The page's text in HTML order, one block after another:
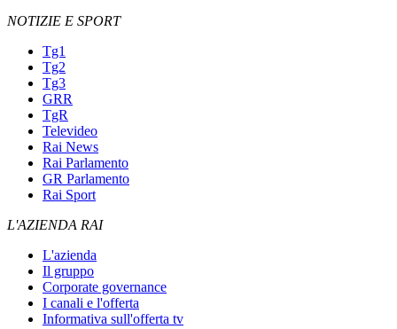
NOTIZIE E SPORT
Tg1
Tg2
Tg3
GRR
TgR
Televideo
Rai News
Rai Parlamento
GR Parlamento
Rai Sport
L'AZIENDA RAI
L'azienda
Il gruppo
Corporate governance
I canali e l'offerta
Informativa sull'offerta tv